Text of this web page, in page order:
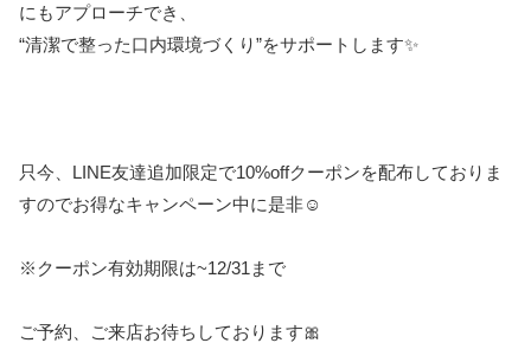
にもアプローチでき、
“清潔で整った口内環境づくり”をサポートします✨
只今、 LINE友達追加限定で10%offクーポンを配布しておりま
すのでお得なキャンペーン中に是非☺️
※ クーポン有効期限は~12/31 まで
ご予約、ご来店お待ちしております🎀